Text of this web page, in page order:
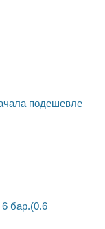
подешевле